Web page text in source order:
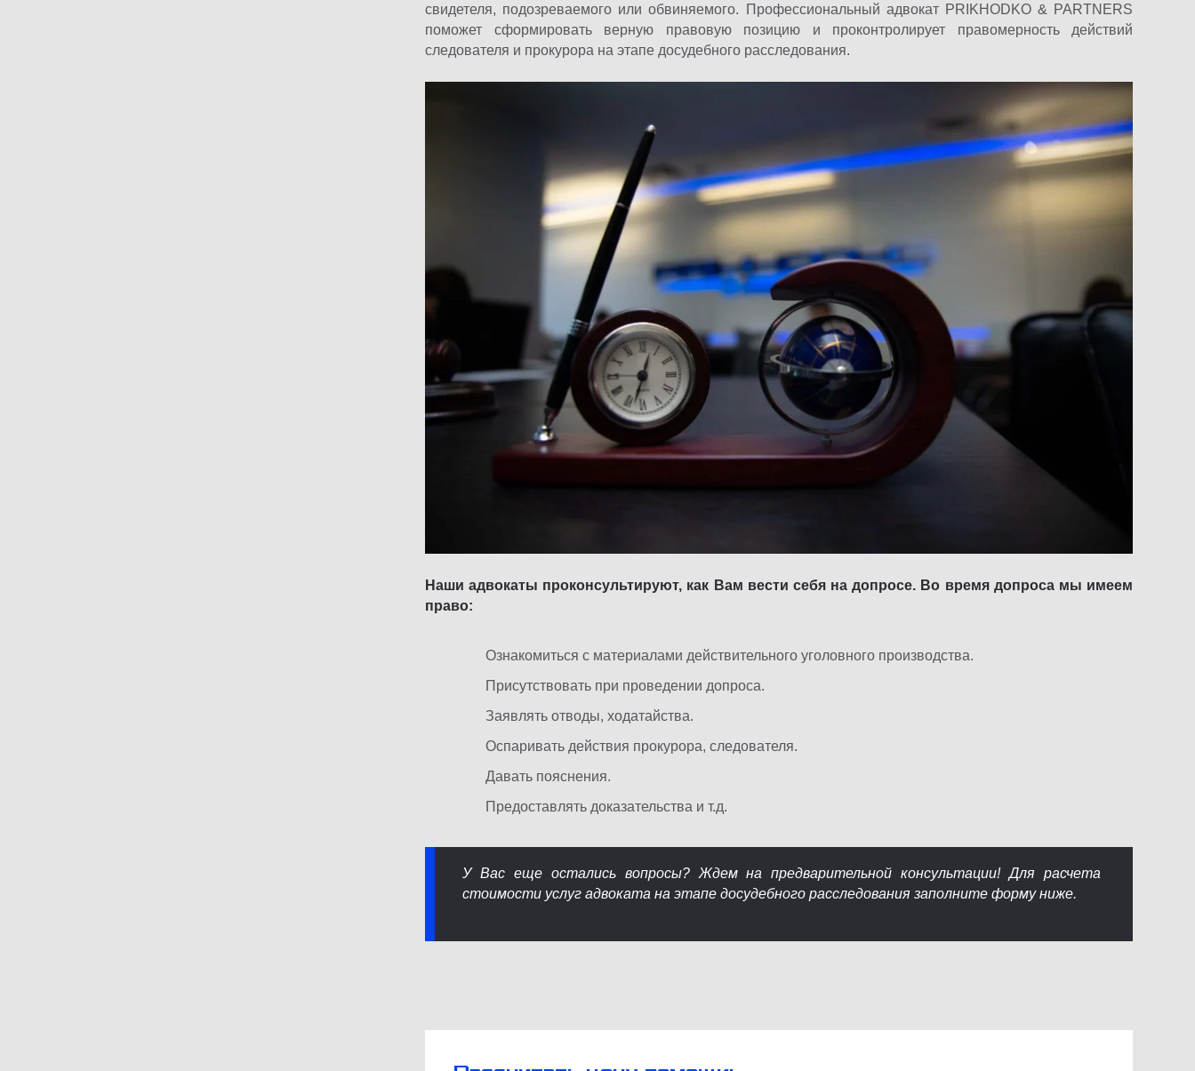
свидетеля, подозреваемого или обвиняемого. Профессиональный адвокат PRIKHODKO & PARTNERS
поможет сформировать верную правовую позицию и проконтролирует правомерность действий
следователя и прокурора на этапе досудебного расследования.
Наши адвокаты проконсультируют, как Вам вести себя на допросе. Во время допроса мы имеем
право:
Ознакомиться с материалами действительного уголовного производства.
Присутствовать при проведении допроса.
Заявлять отводы, ходатайства.
Оспаривать действия прокурора, следователя.
Давать пояснения.
Предоставлять доказательства и т.д.
У Вас еще остались вопросы? Ждем на предварительной консультации! Для расчета
стоимости услуг адвоката на этапе досудебного расследования заполните форму ниже.